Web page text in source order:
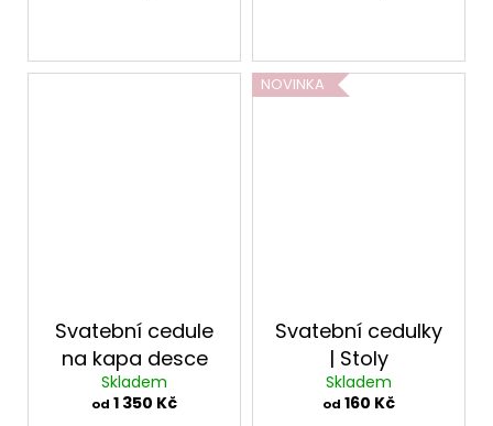
Svatební cedule
na kapa desce
Skladem
od 1 350 Kč
NOVINKA
Svatební cedulky
| Stoly
Skladem
od 160 Kč